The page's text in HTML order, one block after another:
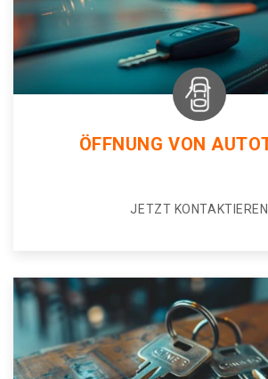
ÖFFNUNG VON
JETZT KONTAKTIEREN